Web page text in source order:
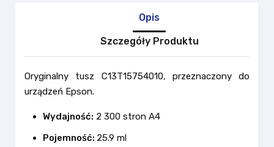
Opis
Szczegóły Produktu
Oryginalny tusz C13T15754010, przeznaczony do
urządzeń Epson.
Wydajność: 2 300 stron A4
Pojemność: 25.9 ml